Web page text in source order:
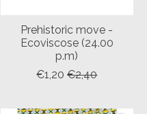
Prehistoric move -
Ecoviscose (24.00
p.m)
€1,20 €2,40